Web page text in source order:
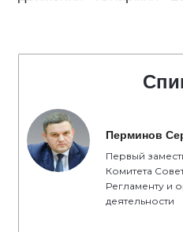
Перминов
Первый
Комитета
Регламенту и
деятельности